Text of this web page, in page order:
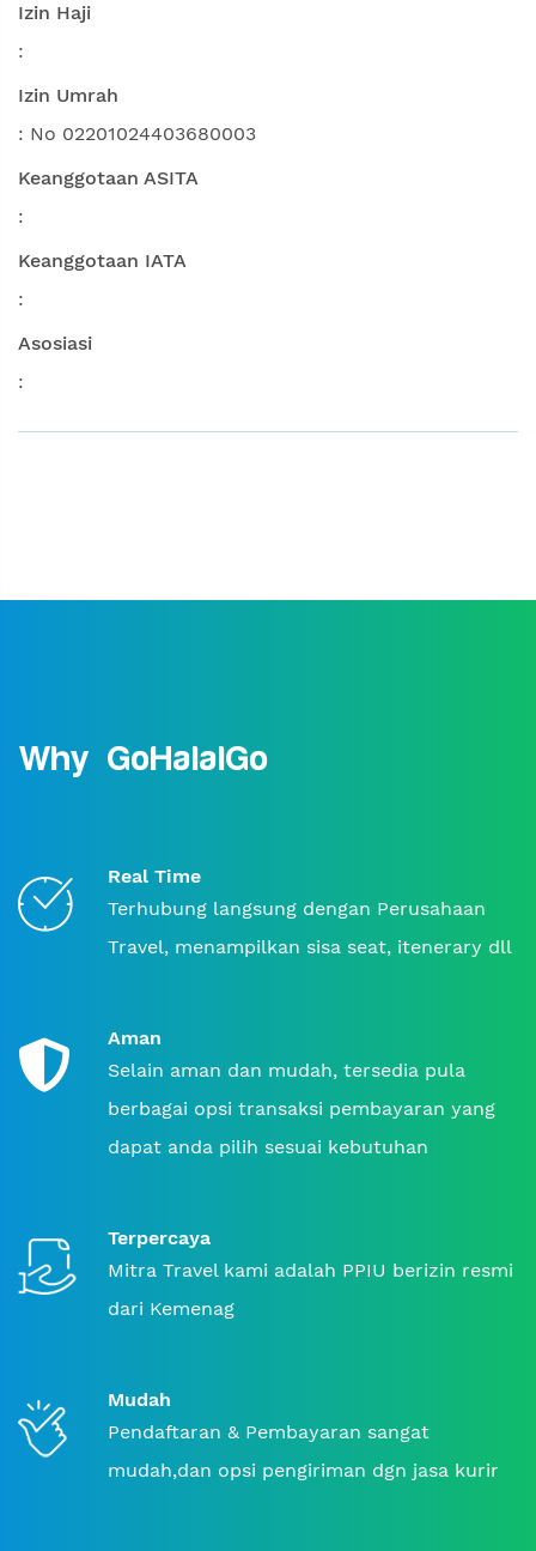
Izin Haji
:
Izin Umrah
: No 02201024403680003
Keanggotaan ASITA
:
Keanggotaan IATA
:
Asosiasi
:
Why GoHalalGo
Real Time
Terhubung langsung dengan Perusahaan
Travel, menampilkan sisa seat, itenerary dll
Aman
Selain aman dan mudah, tersedia pula
berbagai opsi transaksi pembayaran yang
dapat anda pilih sesuai kebutuhan
Terpercaya
Mitra Travel kami adalah PPIU berizin resmi
dari Kemenag
Mudah
Pendaftaran & Pembayaran sangat
mudah,dan opsi pengiriman dgn jasa kurir